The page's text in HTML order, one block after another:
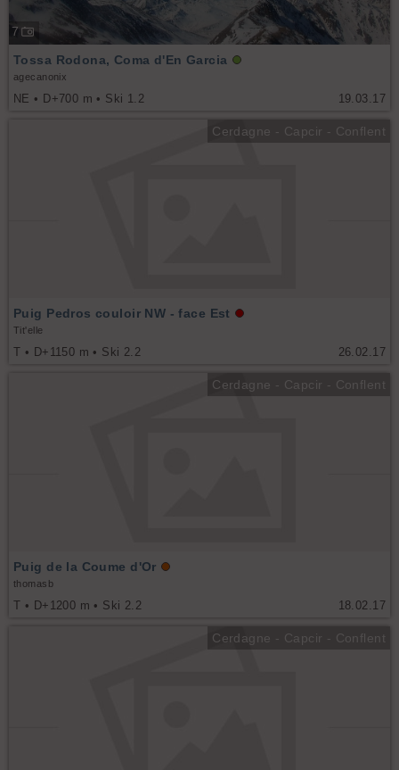
7
19.03.17
Tossa Rodona, Coma d'En Garcia
agecanonix
NE • D+700 m • Ski 1.2
Cerdagne - Capcir - Conflent
26.02.17
Puig Pedros couloir NW - face Est
Tit'elle
T • D+1150 m • Ski 2.2
Cerdagne - Capcir - Conflent
18.02.17
Puig de la Coume d'Or
thomasb
T • D+1200 m • Ski 2.2
Cerdagne - Capcir - Conflent